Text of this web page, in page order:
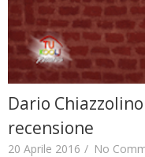
Dario
recensione
20 Aprile 2016 / No